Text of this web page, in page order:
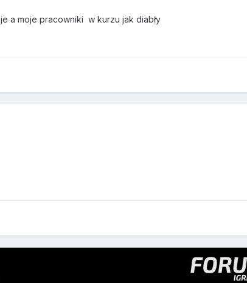
a moje pracowniki w kurzu jak diabły